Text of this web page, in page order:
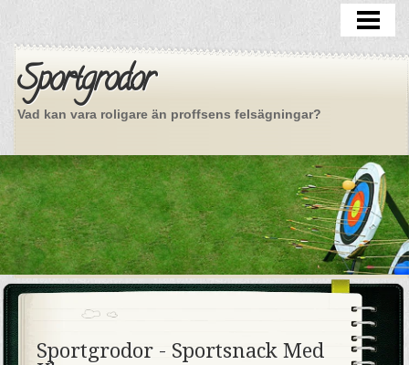
KLASSIKER
MER GRODOR
Sportgrodor
Vad kan vara roligare än proffsens felsägningar?
Sportgrodor - Sportsnack Med